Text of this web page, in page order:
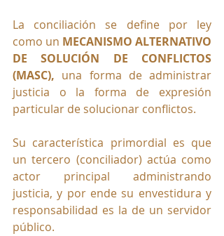
La conciliación se define por ley
como un MECANISMO ALTERNATIVO
DE SOLUCIÓN DE CONFLICTOS
(MASC), una forma de administrar
justicia o la forma de expresión
particular de solucionar conflictos.
Su característica primordial es que
un tercero (conciliador) actúa como
actor principal administrando
justicia, y por ende su envestidura y
responsabilidad es la de un servidor
público.